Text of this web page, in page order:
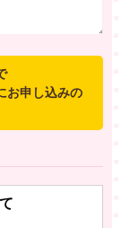
お申し込みの
お一人ず